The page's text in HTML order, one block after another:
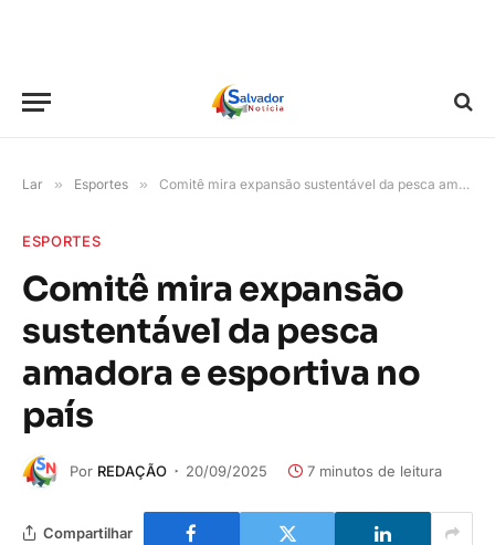
Lar » Esportes » Comitê mira expansão sustentável da pesca amadora e esportiva no país
ESPORTES
Comitê mira expansão
sustentável da pesca
amadora e esportiva no
país
Por REDAÇÃO 20/09/2025 7 minutos de leitura
Compartilhar